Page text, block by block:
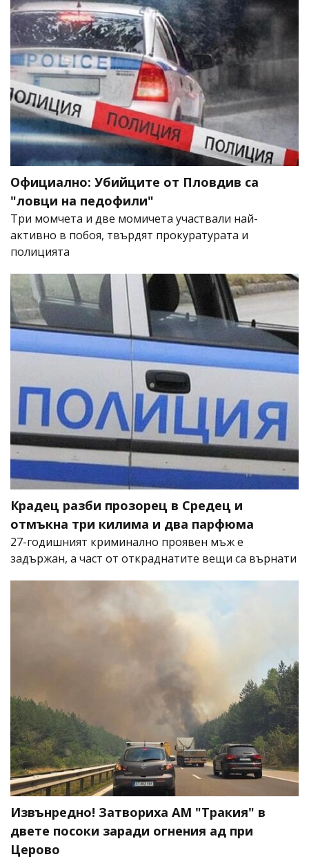
Официално: Убийците от Пловдив са
"ловци на педофили"
Три момчета и две момичета участвали най-
активно в побоя, твърдят прокуратурата и
полицията
Крадец разби прозорец в Средец и
отмъкна три килима и два парфюма
27-годишният криминално проявен мъж е
задържан, а част от откраднатите вещи са върнати
Извънредно! Затвориха АМ "Тракия" в
двете посоки заради огнения ад при
Церово